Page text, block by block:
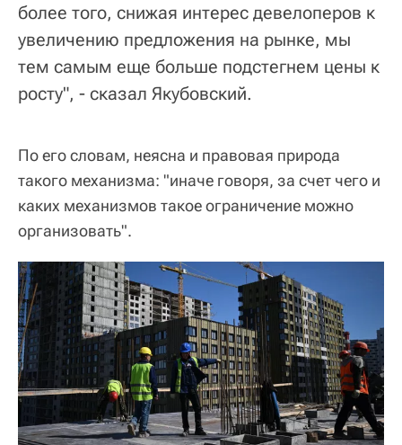
более того, снижая интерес девелоперов к
увеличению предложения на рынке, мы
тем самым еще больше подстегнем цены к
росту", - сказал Якубовский.
По его словам, неясна и правовая природа
такого механизма: "иначе говоря, за счет чего и
каких механизмов такое ограничение можно
организовать".